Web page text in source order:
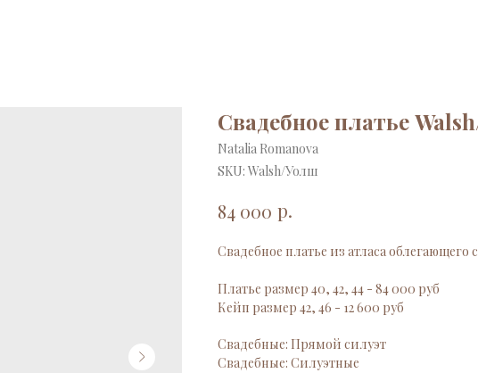
Свадебное платье
Natalia Romanova
SKU: Walsh/Уолш
84 000 р.
Свадебное платье из атласа
Платье размер 40, 42, 44 - 84 000 руб
Кейп размер 42, 46 - 12 600 руб
Свадебные: Прямой силуэт
Свадебные: Силуэтные